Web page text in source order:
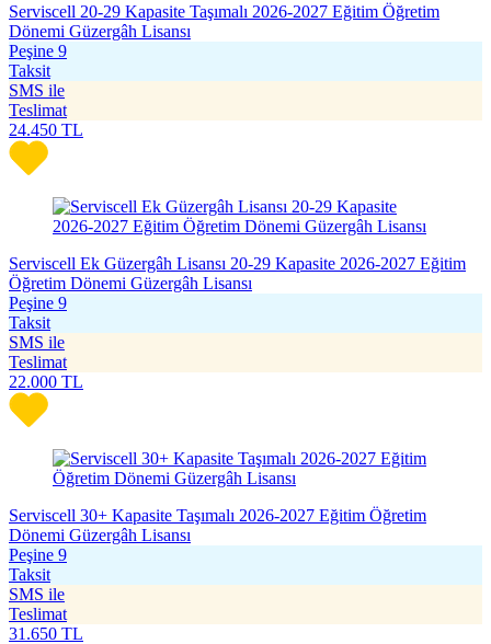
Serviscell 20-29 Kapasite Taşımalı 2026-2027 Eğitim Öğretim
Dönemi Güzergâh Lisansı
Peşine 9
Taksit
SMS ile
Teslimat
24.450 TL
Serviscell Ek Güzergâh Lisansı 20-29 Kapasite 2026-2027 Eğitim
Öğretim Dönemi Güzergâh Lisansı
Peşine 9
Taksit
SMS ile
Teslimat
22.000 TL
Serviscell 30+ Kapasite Taşımalı 2026-2027 Eğitim Öğretim
Dönemi Güzergâh Lisansı
Peşine 9
Taksit
SMS ile
Teslimat
31.650 TL